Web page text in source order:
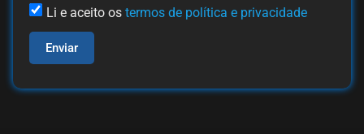
Li e aceito os termos de política e privacidade
Enviar